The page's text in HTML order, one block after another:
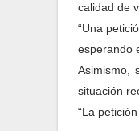
calidad de
“Una
esperando
Asimismo,
situación
“La